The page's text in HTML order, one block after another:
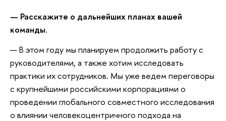
— Расскажите о дальнейших планах вашей
команды.
— В этом году мы планируем продолжить работу с
руководителями, а также хотим исследовать
практики их сотрудников. Мы уже ведем переговоры
с крупнейшими российскими корпорациями о
проведении глобального совместного исследования
о влиянии человекоцентричного подхода на